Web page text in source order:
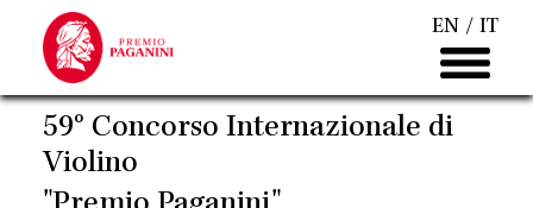
contenuto
principale
EN IT
59° Concorso Internazionale di
Violino